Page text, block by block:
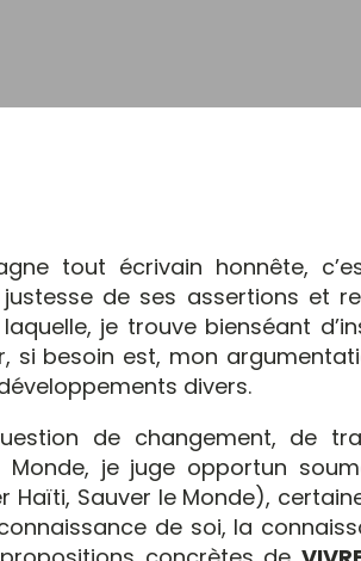
tout écrivain honnête,
de ses assertions et
je trouve bienséant
si besoin est, mon
divers.
de changement, de
je juge opportun
Haïti, Sauver le Monde),
de soi, la